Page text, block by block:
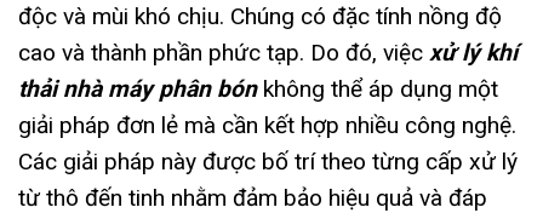
độc và mùi khó chịu. Chúng có đặc tính nồng độ
cao và thành phần phức tạp. Do đó, việc xử lý khí
thải nhà máy phân bónkhông thể áp dụng một
giải pháp đơn lẻ mà cần kết hợp nhiều công nghệ.
Các giải pháp này được bố trí theo từng cấp xử lý
từ thô đến tinh nhằm đảm bảo hiệu quả và đáp